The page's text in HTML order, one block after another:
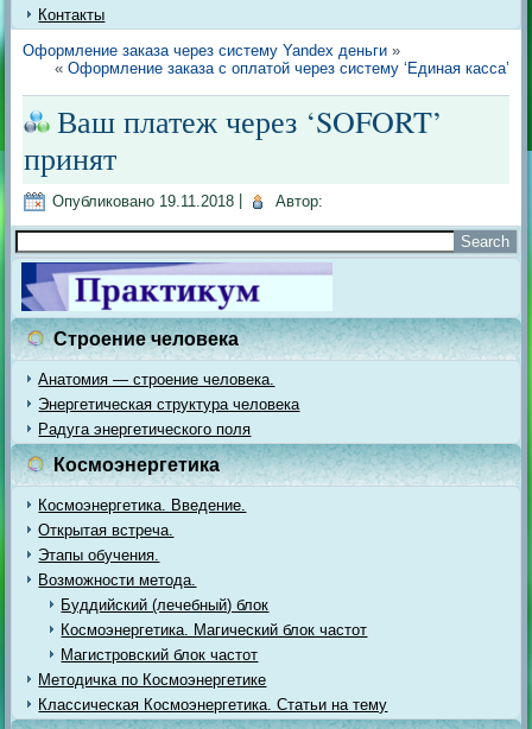
Контакты
Оформление заказа через систему Yandex деньги »
« Оформление заказа с оплатой через систему ‘Единая касса’
Ваш платеж через ‘SOFORT’
принят
Опубликовано 19.11.2018 Автор:
Строение человека
Анатомия — строение человека.
Энергетическая структура человека
Радуга энергетического поля
Космоэнергетика
Космоэнергетика. Введение.
Открытая встреча.
Этапы обучения.
Возможности метода.
Буддийский (лечебный) блок
Космоэнергетика. Магический блок частот
Магистровский блок частот
Методичка по Космоэнергетике
Классическая Космоэнергетика. Статьи на тему